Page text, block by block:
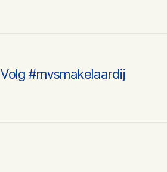
Volg #mvsmakelaardij